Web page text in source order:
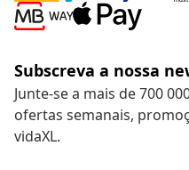
Subscreva a nossa
Junte-se a mais de 700
ofertas semanais,
vidaXL.